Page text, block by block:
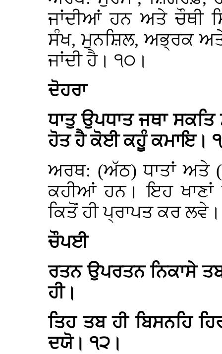
ਜਾਂਦੀਆਂ ਹਨ ਅਤੇ ਚੌਥੀ
ਸੰਖ, ਮੁਨਸ਼ਿਲ, ਅਭ੍ਰਕ ਅਤੇ
ਜਾਂਦੀ ਹੈ। ੧੦।
ਦੋਹਰਾ
ਧਾਤੁ ਉਪਧਾਤ ਜਥਾ
ਹੋਤ ਹੈ ਕੋਈ ਕਹੂੰ ਕਮਾਇ।
ਅਰਥ: (ਅੱਠ) ਧਾਤਾਂ ਅਤੇ
ਕਹੀਆਂ ਹਨ। ਇਹ
ਕਿਤੋਂ ਹੀ ਪ੍ਰਾਪਤ ਕਰ
ਚੌਪਈ
ਰਤਨ ਉਪਰਤਨ ਨਿਕਾਸੇ
ਹੀ।
ਤਿਹ ਤਬ ਹੀ ਬਿਸਨਹਿ
ਦਯੋ। ੧੨।